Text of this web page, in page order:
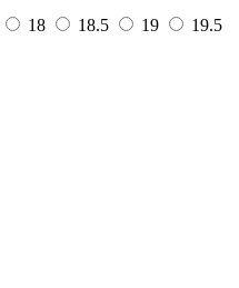
18 18.5 19
19.5